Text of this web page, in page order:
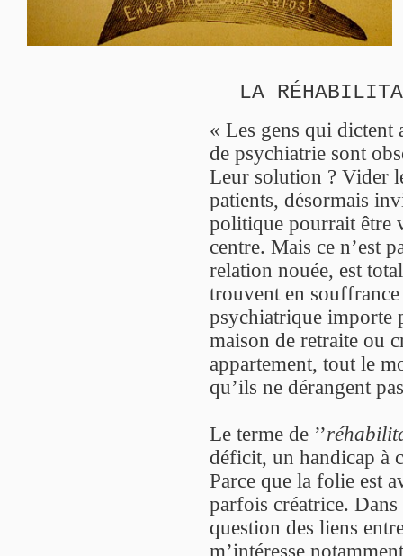
LA
« Les gens qui dictent
de psychiatrie sont
Leur solution ? Vider
patients, désormais
politique pourrait être
centre. Mais ce n’est
relation nouée, est
trouvent en
psychiatrique importe
maison de retraite ou
appartement, tout le
qu’ils ne dérangent
Le terme de ’’
déficit, un handicap à
Parce que la folie est
parfois créatrice.
question des liens
m’intéresse